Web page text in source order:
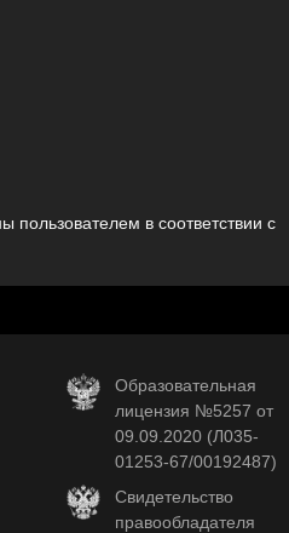
в соответствии с
Образовательная
лицензия №5257 от
09.09.2020 (Л035-
01253-67/00192487)
Свидетельство
правообладателя